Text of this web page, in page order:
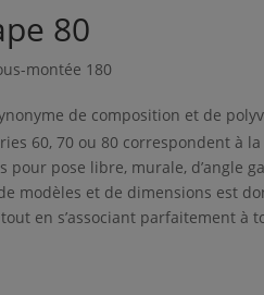
80
montée 180
de composition et de
60, 70 ou 80 correspondent à
pose libre, murale, d’angle
modèles et de dimensions est
en s’associant parfaitement à